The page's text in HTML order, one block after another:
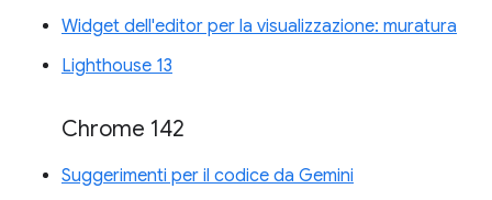
Widget dell'editor per la visualizzazione: muratura
Lighthouse 13
Chrome 142
Suggerimenti per il codice da Gemini